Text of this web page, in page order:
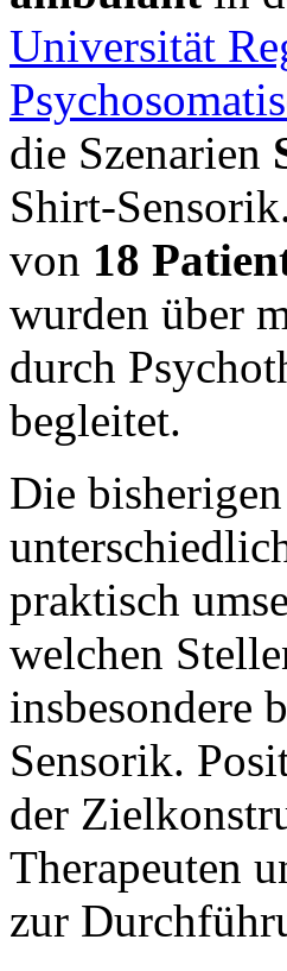
Universität
die Szenarien
Shirt-
von 18
wurden über
durch
begleitet.
Die
praktisch
welchen
insbesondere
Sensorik.
der
Therapeuten
zur